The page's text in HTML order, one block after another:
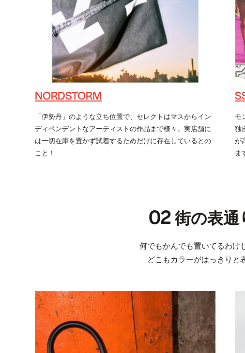
NORDSTORM
「伊勢丹」のような立ち位置で、セレクトはマスからイン
ディペンデントなアーティストの作品まで様々。実店舗に
は一切在庫を置かず試着するためだけに存在しているとの
こと！
モ
独
が
ま
02街の表通
何でもかんでも置いてるわけ
どこもカラーがはっきりと